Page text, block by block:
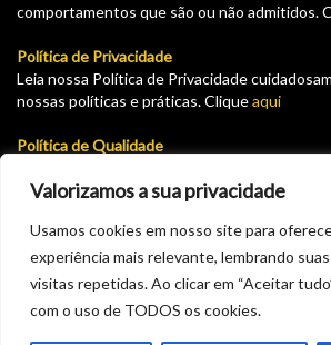
Valorizamos a sua privacidade
Usamos cookies em nosso site para
experiência mais relevante, lembrando
visitas repetidas. Ao clicar em “Aceitar
com o uso de TODOS os cookies.
comportamentos que são ou não admitidos.
Política de Privacidade
Leia nossa Política de Privacidade
nossas políticas e práticas. Cliqueaqui
Política de Qualidade
entender nossas políticas e práticas. Clique
Plataforma para solicitar cadastro como
Solicite seu pré cadastro aqui e aguarde a
Cliqueaqui